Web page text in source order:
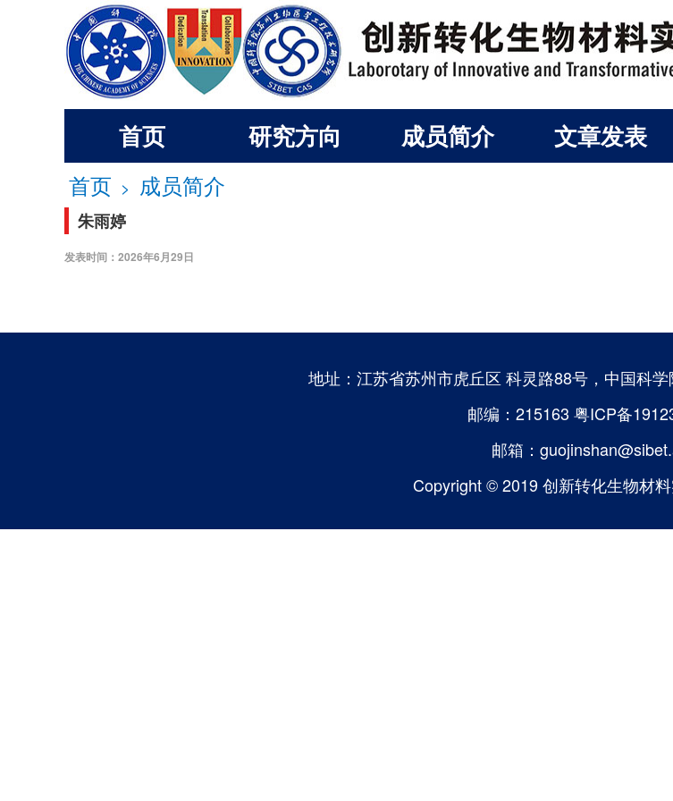
首页 研究方向 成员简介 文章发表
首页 > 成员简介
朱雨婷
发表时间：2026年6月29日
地址：江苏省苏州市虎丘区 科灵路88号，中国科
邮编：215163 粤ICP备
邮箱：
Copyright © 2019 创新转化生物材